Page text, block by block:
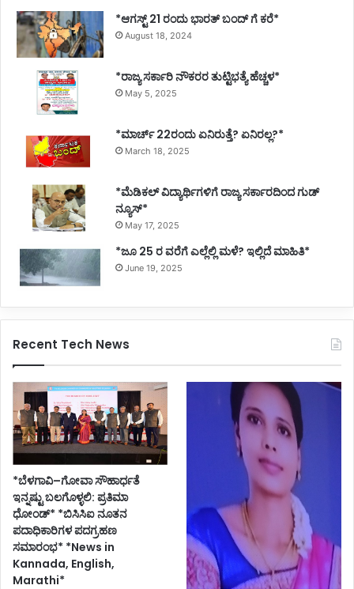
*ಆಗಸ್ಟ್ 21 ರಂದು ಭಾರತ್‌ ಬಂದ್‌ ಗೆ ಕರೆ*
August 18, 2024
*ರಾಜ್ಯ ಸರ್ಕಾರಿ ನೌಕರರ ತುಟ್ಟಿಭತ್ಯೆ ಹೆಚ್ಚಳ*
May 5, 2025
*ಮಾರ್ಚ್ 22ರಂದು ಏನಿರುತ್ತೆ? ಏನಿರಲ್ಲ?*
March 18, 2025
*ಮೆಡಿಕಲ್ ವಿದ್ಯಾರ್ಥಿಗಳಿಗೆ ರಾಜ್ಯ ಸರ್ಕಾರದಿಂದ ಗುಡ್
ನ್ಯೂಸ್*
May 17, 2025
*ಜೂ 25 ರ ವರೆಗೆ ಎಲ್ಲೆಲ್ಲಿ ಮಳೆ? ಇಲ್ಲಿದೆ ಮಾಹಿತಿ*
June 19, 2025
Recent Tech News
*ಬೆಳಗಾವಿ–ಗೋವಾ ಸೌಹಾರ್ಧತೆ
ಇನ್ನಷ್ಟು ಬಲಗೊಳ್ಳಲಿ: ಪ್ರತಿಮಾ
ಧೋಂಡ್* *ಬಿಸಿಸಿಐ ನೂತನ
ಪದಾಧಿಕಾರಿಗಳ ಪದಗ್ರಹಣ
ಸಮಾರಂಭ* *News in
Kannada, English,
Marathi*